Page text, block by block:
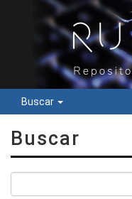
Buscar
Buscar